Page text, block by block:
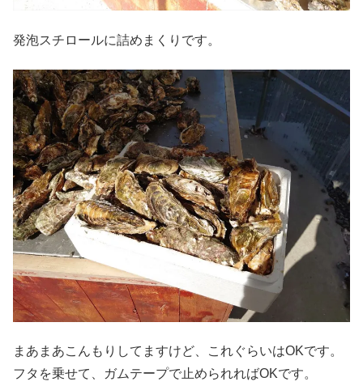
発泡スチロールに詰めまくりです。
まあまあこんもりしてますけど、これぐらいはOKです。
フタを乗せて、ガムテープで止められればOKです。